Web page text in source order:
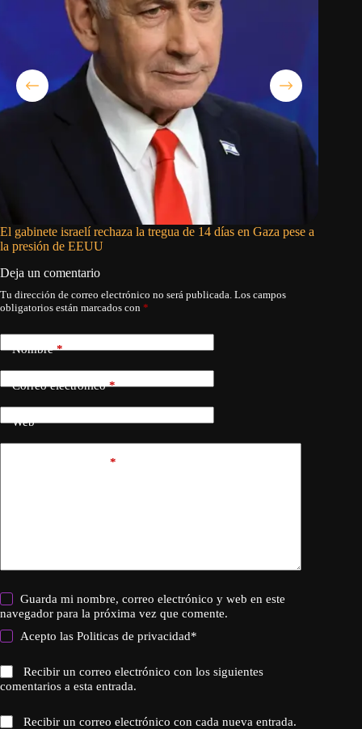
El gabinete israelí rechaza la tregua de 14 días en Gaza pese a
la presión de EEUU
Deja un comentario
Tu dirección de correo electrónico no será publicada. Los campos
obligatorios están marcados con *
Nombre*
Correo electrónico*
Web
*
Guarda mi nombre, correo electrónico y web en este
navegador para la próxima vez que comente.
Acepto lasPoliticas de privacidad*
Recibir un correo electrónico con los siguientes
comentarios a esta entrada.
Recibir un correo electrónico con cada nueva entrada.